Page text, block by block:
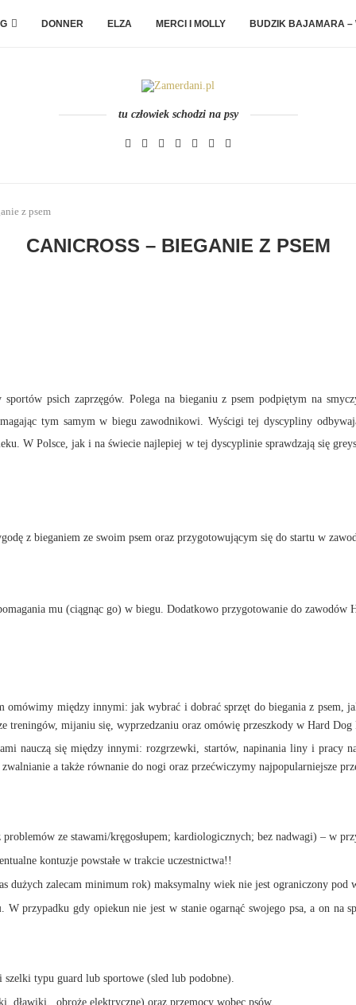
DONNER ELZA MERCI I MOLLY BUDZIK BAJAMARA –
tu człowiek schodzi na psy
z psem
CANICROSS – BIEGANIE Z PSEM
psich zaprzęgów. Polega na bieganiu z psem podpiętym na
tym samym w biegu zawodnikowi. Wyścigi tej dyscypliny
W Polsce, jak i na świecie najlepiej w tej dyscyplinie sprawdzają się
z bieganiem ze swoim psem oraz przygotowującym się do startu w
mu (ciągnąc go) w biegu. Dodatkowo przygotowanie do zawodów
między innymi: jak wybrać i dobrać sprzęt do biegania z psem,
treningów, mijaniu się, wyprzedzaniu oraz omówię przeszkody w Hard Dog
nauczą się między innymi: rozgrzewki, startów, napinania liny i pracy
a także równanie do nogi oraz przećwiczymy najpopularniejsze
ze stawami/kręgosłupem; kardiologicznych; bez nadwagi) – w
kontuzje powstałe w trakcie uczestnictwa!!
dużych zalecam minimum rok) maksymalny wiek nie jest ograniczony
. W przypadku gdy opiekun nie jest w stanie ogarnąć swojego psa, a on na
szelki typu guard lub sportowe (sled lub podobne).
dławiki, obroże elektryczne) oraz przemocy wobec psów.